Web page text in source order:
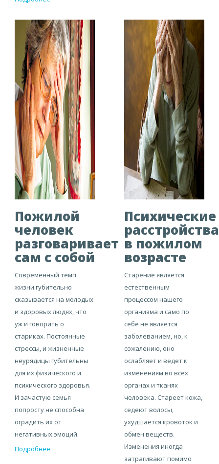
Пожилой
человек
разговаривает
сам с собой
Современный темп
жизни губительно
сказывается на молодых
и здоровых людях, что
уж и говорить о
стариках. Постоянные
стрессы, и жизненные
неурядицы губительны
для их физического и
психического здоровья.
И зачастую семья
попросту не способна
оградить их от
негативных эмоций.
Подробнее
Психические
расстройства
в пожилом
возрасте
Старение является
естественным
процессом нашего
организма и само по
себе не является
заболеванием, но, к
сожалению, оно
ослабляет и ведет к
изменениям во всех
органах и тканях
человека. Стареет кожа,
седеют волосы,
ухудшается кровоток и
обмен веществ.
Изменения иногда
затрагивают помимо